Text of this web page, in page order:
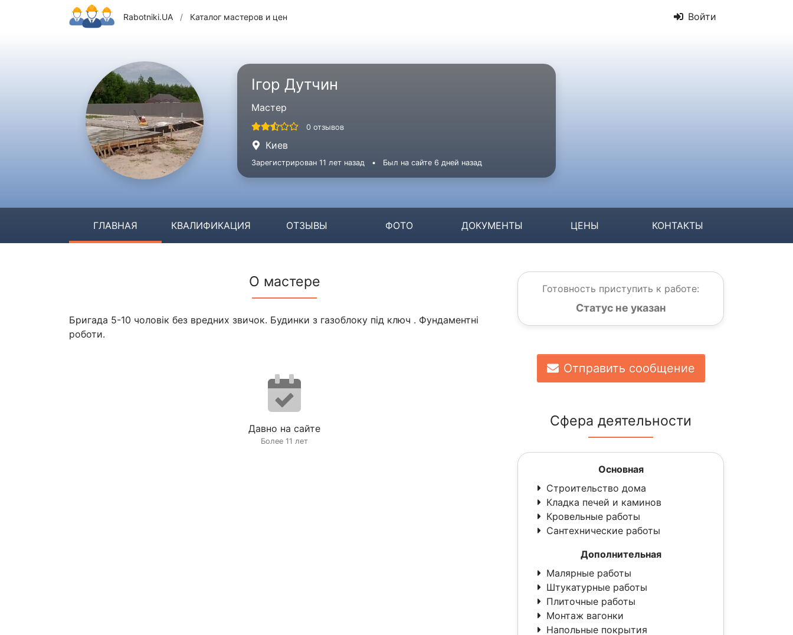
Rabotniki.UA / Каталог мастеров и цен Войти
Ігор Дутчин
Мастер
0 отзывов
Киев
Зарегистрирован 11 лет назад • Был на сайте 6 дней назад
ГЛАВНАЯ КВАЛИФИКАЦИЯ ОТЗЫВЫ ФОТО ДОКУМЕНТЫ ЦЕНЫ КОНТАКТЫ
О мастере
Бригада 5-10 чоловік без вредних звичок. Будинки з газоблоку під ключ . Фундаментні
роботи.
Давно на сайте
Более 11 лет
Готовность приступить к работе:
Статус не указан
Отправить сообщение
Сфера деятельности
Основная
Строительство дома
Кладка печей и каминов
Кровельные работы
Сантехнические работы
Дополнительная
Малярные работы
Штукатурные работы
Плиточные работы
Монтаж вагонки
Напольные покрытия